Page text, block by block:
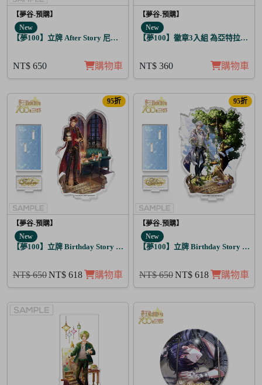
【夢谷-預購】
New
【夢100】立牌 After Story 尼洛 日覺
NT$ 650 購物車
【夢谷-預購】
New
【夢100】徽章3入組 為亞特拉斯的
NT$ 360 購物車
95折
【夢谷-預購】
New
【夢100】立牌 Birthday Story 路貝爾 月覺
NT$ 650NT$ 618 購物車
95折
【夢谷-預購】
New
【夢100】立牌 Birthday Story 亞當
NT$ 650NT$ 618 購物車